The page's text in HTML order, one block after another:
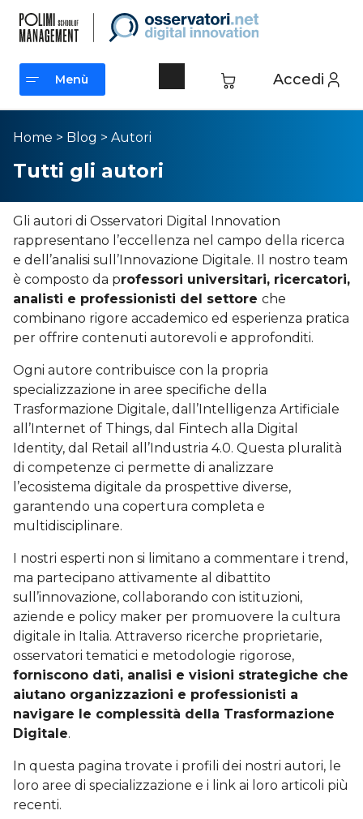
Accedi
Menù
Menù
Home > Blog > Autori
Tutti gli autori
Gli autori di Osservatori Digital Innovation
rappresentano l’eccellenza nel campo della ricerca
e dell’analisi sull’Innovazione Digitale. Il nostro team
è composto da professori universitari, ricercatori,
analisti e professionisti del settore che
combinano rigore accademico ed esperienza pratica
per offrire contenuti autorevoli e approfonditi.
Ogni autore contribuisce con la propria
specializzazione in aree specifiche della
Trasformazione Digitale, dall’Intelligenza Artificiale
all’Internet of Things, dal Fintech alla Digital
Identity, dal Retail all’Industria 4.0. Questa pluralità
di competenze ci permette di analizzare
l’ecosistema digitale da prospettive diverse,
garantendo una copertura completa e
multidisciplinare.
I nostri esperti non si limitano a commentare i trend,
ma partecipano attivamente al dibattito
sull’innovazione, collaborando con istituzioni,
aziende e policy maker per promuovere la cultura
digitale in Italia. Attraverso ricerche proprietarie,
osservatori tematici e metodologie rigorose,
forniscono dati, analisi e visioni strategiche che
aiutano organizzazioni e professionisti a
navigare le complessità della Trasformazione
Digitale.
In questa pagina trovate i profili dei nostri autori, le
loro aree di specializzazione e i link ai loro articoli più
recenti.